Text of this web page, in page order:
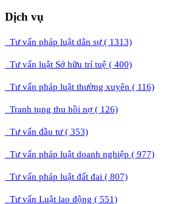
Dịch vụ
Tư vấn pháp luật dân sự ( 1313)
Tư vấn luật Sở hữu trí tuệ ( 400)
Tư vấn pháp luật thường xuyên ( 116)
Tranh tụng thu hồi nợ ( 126)
Tư vấn đầu tư ( 353)
Tư vấn pháp luật doanh nghiệp ( 977)
Tư vấn pháp luật đất đai ( 807)
Tư vấn Luật lao động ( 551)